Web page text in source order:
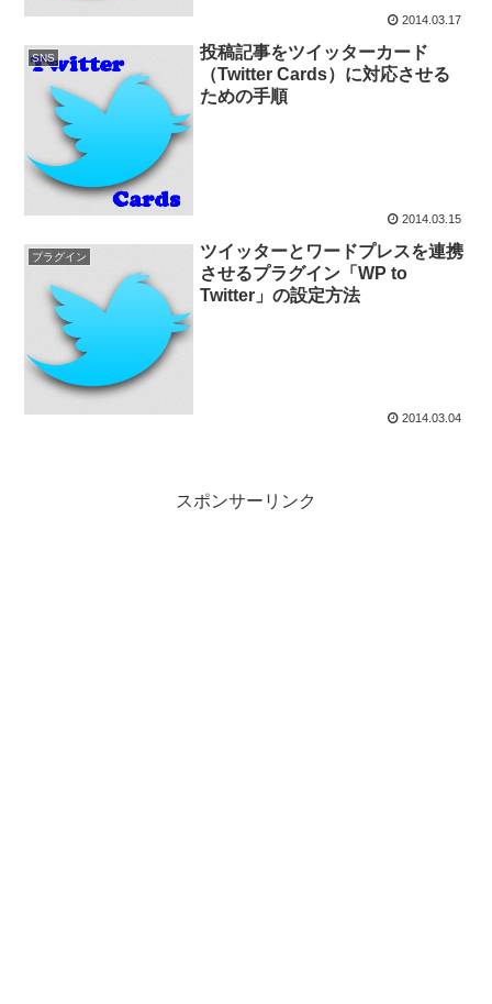
2014.03.17
SNS
投稿記事をツイッターカード
（Twitter Cards）に対応させる
ための手順
2014.03.15
プラグイン
ツイッターとワードプレスを連携
させるプラグイン「WP to
Twitter」の設定方法
2014.03.04
スポンサーリンク